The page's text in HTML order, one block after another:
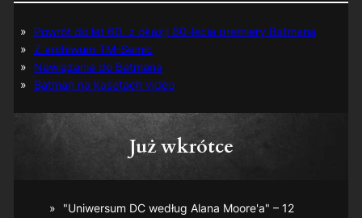
Powrót do lat 60. z okazji 60-lecia premiery Batmana
Z archiwum TM-Semic
Nawiązania do Batmana
Batman na kasetach video
Już wkrótce
"Uniwersum DC według Alana Moore'a" – 12